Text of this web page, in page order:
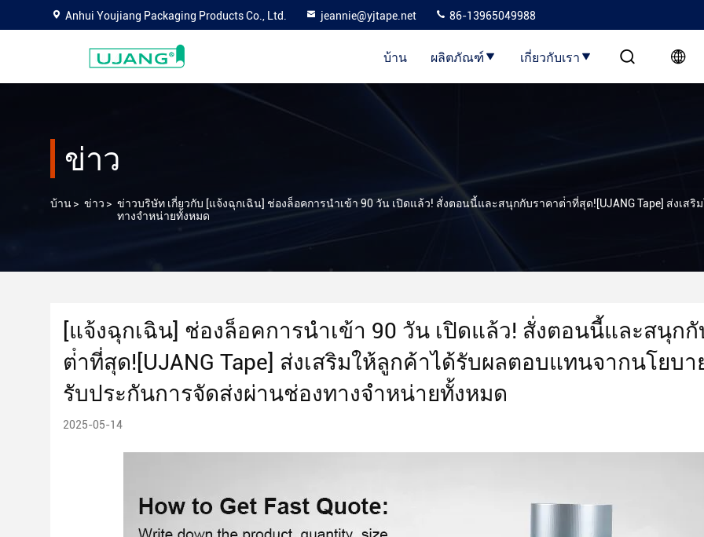
Anhui Youjiang Packaging Products Co., Ltd. jeannie@yjtape.net 86-13965049988
บ้าน ผลิตภัณฑ์ เกี่ยวกับเรา
ข่าว
บ้าน> ข่าว > ข่าวบริษัท เกี่ยวกับ [แจ้งฉุกเฉิน] ช่องล็อคการนําเข้า 90 วัน เปิดแล้ว! สั่งตอนนี้และสนุกกับราคาต่ําที่สุด![UJANG Tape] ส่งเ
ทางจําหน่ายทั้งหมด
[แจ้งฉุกเฉิน] ช่องล็อคการนําเข้า 90 วัน เปิดแล้ว! สั่งตอนนี้และสนุก
ต่ําที่สุด![UJANG Tape] ส่งเสริมให้ลูกค้าได้รับผลตอบแทนจากนโยบา
รับประกันการจัดส่งผ่านช่องทางจําหน่ายทั้งหมด
2025-05-14